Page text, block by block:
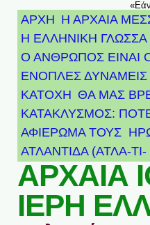
ΑΡΧΗ Η ΑΡΧΑΙΑ
Η ΕΛΛΗΝΙΚΗ ΓΛΩΣΣΑ
Ο ΑΝΘΡΩΠΟΣ ΕΙΝΑΙ
ΕΝΟΠΛΕΣ ΔΥΝΑΜΕΙΣ
ΚΑΤΟΧΗ ΘΑ ΜΑΣ
ΚΑΤΑΚΛΥΣΜΟΣ:
ΑΦΙΈΡΩΜΑ ΤΟΥΣ
ΑΤΛΑΝΤΊΔΑ (ΑΤΛΑ-
ΑΡΧΑΙΑ
ΙΕΡΗ